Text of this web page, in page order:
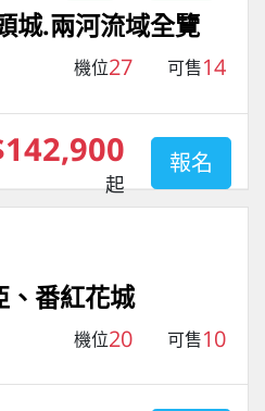
城.兩河流域全覽
機位27 可售14
起
報名
、番紅花城
機位20 可售10